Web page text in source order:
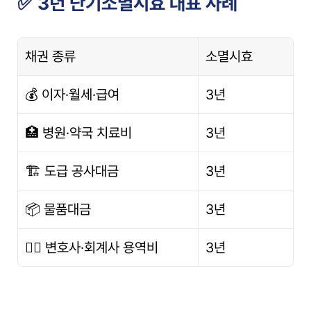
채권 종류 소멸시효
💰 이자·월세·급여 3년
🏥 병원·약국 치료비 3년
🏗 도급 공사대금 3년
📦 물품대금 3년
🧑‍⚖️ 변호사·회계사 용역비 3년